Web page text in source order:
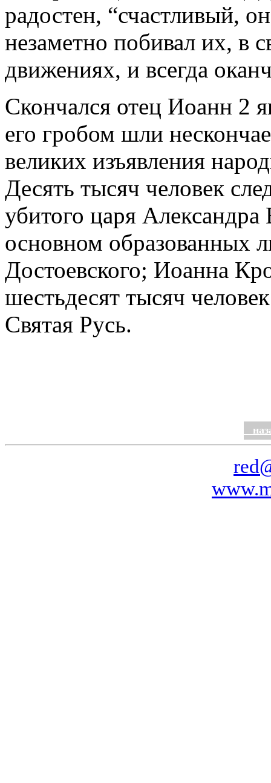
радостен, “счастливый,
незаметно побивал их, в
движениях, и всегда
Скончался отец Иоанн 2
его гробом шли
великих изъявления
Десять тысяч человек
убитого царя
основном образованных
Достоевского; Иоанна
шестьдесят тысяч
Святая Русь.